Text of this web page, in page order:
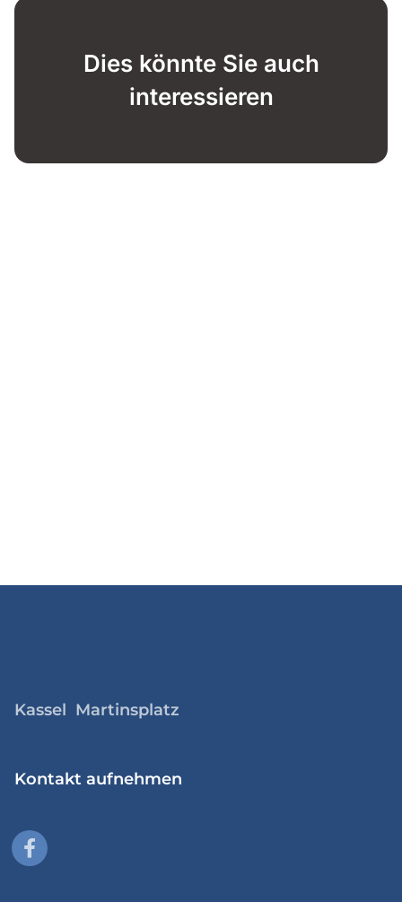
Dies könnte Sie auch
interessieren
Kassel Martinsplatz
Kontakt aufnehmen